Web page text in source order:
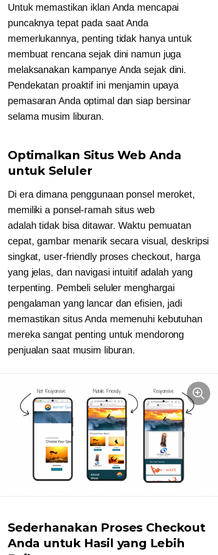
Untuk memastikan iklan Anda mencapai
puncaknya tepat pada saat Anda
memerlukannya, penting tidak hanya untuk
membuat rencana sejak dini namun juga
melaksanakan kampanye Anda sejak dini.
Pendekatan proaktif ini menjamin upaya
pemasaran Anda optimal dan siap bersinar
selama musim liburan.
Optimalkan Situs Web Anda
untuk Seluler
Di era dimana penggunaan ponsel meroket,
memiliki a ponsel-ramah situs web
adalahtidak bisa ditawar. Waktu pemuatan
cepat, gambar menarik secara visual, deskripsi
singkat, user-friendlyproses checkout, harga
yang jelas, dan navigasi intuitif adalah yang
terpenting. Pembeli seluler menghargai
pengalaman yang lancar dan efisien, jadi
memastikan situs Anda memenuhi kebutuhan
mereka sangat penting untuk mendorong
penjualan saat musim liburan.
Sederhanakan Proses Checkout
Anda untuk Hasil yang Lebih